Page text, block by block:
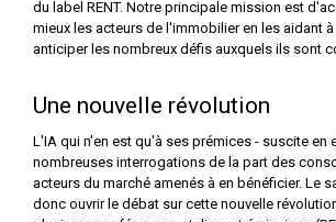
du label RENT. Notre principale mission est
mieux les acteurs de l'immobilier en les aidant à
anticiper les nombreux défis auxquels ils sont
Une nouvelle révolution
L'IA qui n'en est qu'à ses prémices - suscite en
nombreuses interrogations de la part des
acteurs du marché amenés à en bénéficier. Le
donc ouvrir le débat sur cette nouvelle